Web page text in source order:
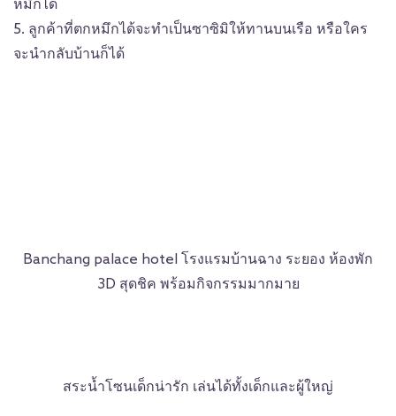
หมึกได้
5. ลูกค้าที่ตกหมึกได้จะทำเป็นซาซิมิให้ทานบนเรือ หรือใคร
จะนำกลับบ้านก็ได้
Banchang palace hotel โรงแรมบ้านฉาง ระยอง ห้องพัก
3D สุดชิค พร้อมกิจกรรมมากมาย
สระน้ำโซนเด็กน่ารัก เล่นได้ทั้งเด็กและผู้ใหญ่